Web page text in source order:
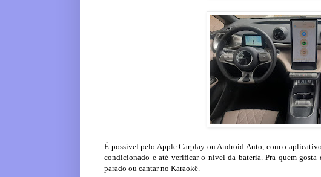
É possível pelo Apple Carplay ou Android Auto, com o
condicionado e até verificar o nível da bateria. Pra quem
parado ou cantar no Karaokê.